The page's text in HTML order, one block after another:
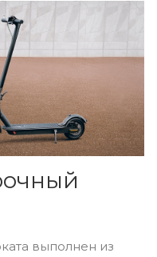
выполнен из